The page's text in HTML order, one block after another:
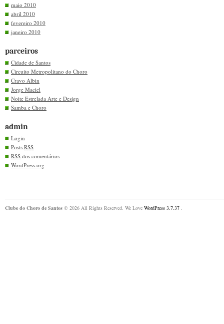
maio 2010
abril 2010
fevereiro 2010
janeiro 2010
parceiros
Cidade de Santos
Circuito Metropolitano do Choro
Cravo Albin
Jorge Maciel
Noite Estrelada Arte e Design
Samba e Choro
admin
Login
Posts RSS
RSS dos comentários
WordPress.org
Clube do Choro de Santos © 2026 All Rights Reserved. We Love WordPress 3.7.37 .